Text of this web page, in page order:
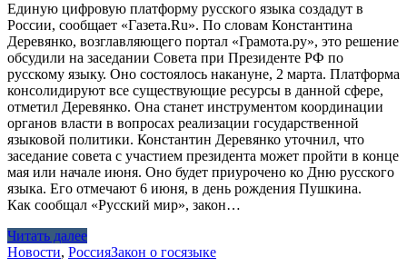
Единую цифровую платформу русского языка создадут в
России, сообщает «Газета.Ru». По словам Константина
Деревянко, возглавляющего портал «Грамота.ру», это решение
обсудили на заседании Совета при Президенте РФ по
русскому языку. Оно состоялось накануне, 2 марта. Платформа
консолидируют все существующие ресурсы в данной сфере,
отметил Деревянко. Она станет инструментом координации
органов власти в вопросах реализации государственной
языковой политики. Константин Деревянко уточнил, что
заседание совета с участием президента может пройти в конце
мая или начале июня. Оно будет приурочено ко Дню русского
языка. Его отмечают 6 июня, в день рождения Пушкина.
Как сообщал «Русский мир», закон…
Читать далее
Новости, РоссияЗакон о госязыке